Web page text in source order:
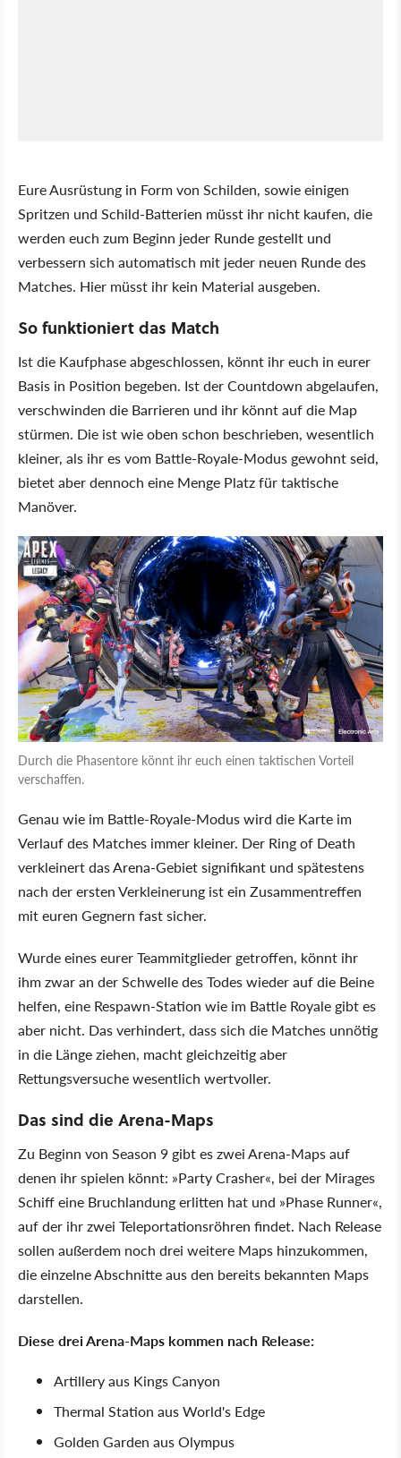
Eure Ausrüstung in Form von Schilden, sowie einigen
Spritzen und Schild-Batterien müsst ihr nicht kaufen, die
werden euch zum Beginn jeder Runde gestellt und
verbessern sich automatisch mit jeder neuen Runde des
Matches. Hier müsst ihr kein Material ausgeben.
So funktioniert das Match
Ist die Kaufphase abgeschlossen, könnt ihr euch in eurer
Basis in Position begeben. Ist der Countdown abgelaufen,
verschwinden die Barrieren und ihr könnt auf die Map
stürmen. Die ist wie oben schon beschrieben, wesentlich
kleiner, als ihr es vom Battle-Royale-Modus gewohnt seid,
bietet aber dennoch eine Menge Platz für taktische
Manöver.
Durch die Phasentore könnt ihr euch einen taktischen Vorteil
verschaffen.
Genau wie im Battle-Royale-Modus wird die Karte im
Verlauf des Matches immer kleiner. Der Ring of Death
verkleinert das Arena-Gebiet signifikant und spätestens
nach der ersten Verkleinerung ist ein Zusammentreffen
mit euren Gegnern fast sicher.
Wurde eines eurer Teammitglieder getroffen, könnt ihr
ihm zwar an der Schwelle des Todes wieder auf die Beine
helfen, eine Respawn-Station wie im Battle Royale gibt es
aber nicht. Das verhindert, dass sich die Matches unnötig
in die Länge ziehen, macht gleichzeitig aber
Rettungsversuche wesentlich wertvoller.
Das sind die Arena-Maps
Zu Beginn von Season 9 gibt es zwei Arena-Maps auf
denen ihr spielen könnt: »Party Crasher«, bei der Mirages
Schiff eine Bruchlandung erlitten hat und »Phase Runner«,
auf der ihr zwei Teleportationsröhren findet. Nach Release
sollen außerdem noch drei weitere Maps hinzukommen,
die einzelne Abschnitte aus den bereits bekannten Maps
darstellen.
Diese drei Arena-Maps kommen nach Release:
Artillery aus Kings Canyon
Thermal Station aus World's Edge
Golden Garden aus Olympus